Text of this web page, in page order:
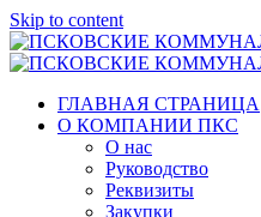
Skip to content
ГЛАВНАЯ СТРАНИЦА
О КОМПАНИИ ПКС
О нас
Руководство
Реквизиты
Закупки